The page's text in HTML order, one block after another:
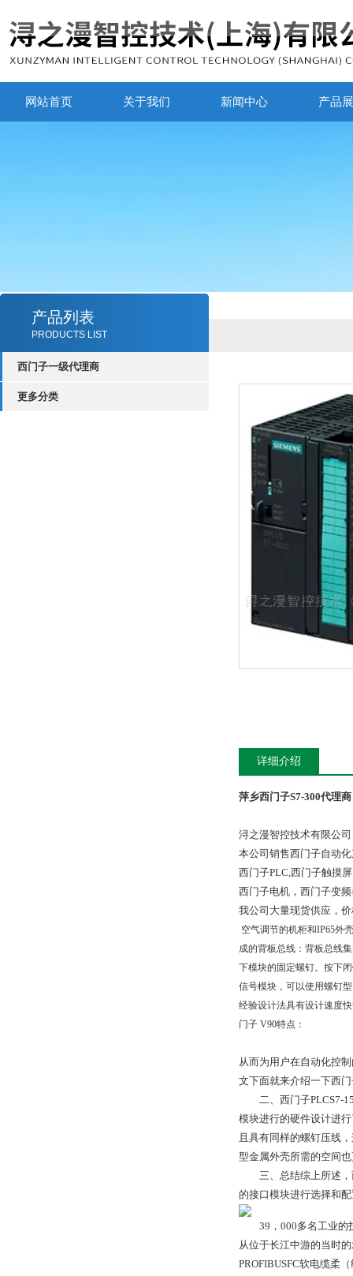
网站首页 关于我们 新闻中心 产品
产品列表
PRODUCTS LIST
西门子一级代理商
更多分类
详细介绍
萍乡西门子S7-300代理商
浔之漫智控技术有限公
本公司销售西门子自动
西门子PLC,西门子触摸
西门子电机，西门子变
我公司大量现货供应，
空气调节的机柜和IP65外
成的背板总线：背板总线
下模块的固定螺钉。按下
信号模块，可以使用螺钉
经验设计法具有设计速度
门子 V90特点：
从而为用户在自动化控
文下面就来介绍一下西
二、西门子PLCS7-
模块进行的硬件设计进
且具有同样的螺钉压线
型金属外壳所需的空间
三、总结综上所述，西
的接口模块进行选择和
39，000多名工业的技
从位于长江中游的当时
PROFIBUSFC软电缆柔